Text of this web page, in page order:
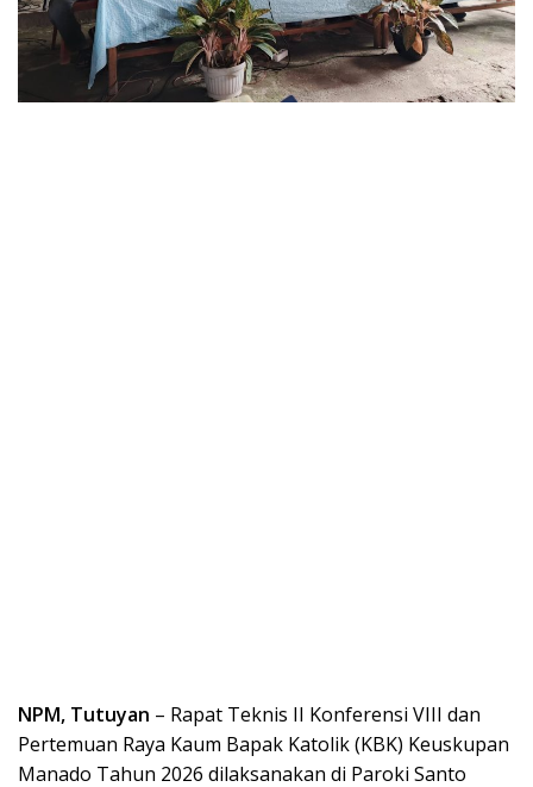
NPM, Tutuyan – Rapat Teknis II Konferensi VIII dan
Pertemuan Raya Kaum Bapak Katolik (KBK) Keuskupan
Manado Tahun 2026 dilaksanakan di Paroki Santo